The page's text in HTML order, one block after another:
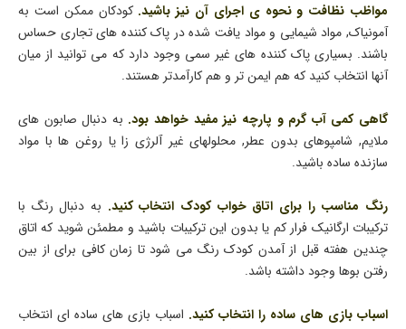
مواظب نظافت و نحوه ی اجرای آن نیز باشید. کودکان ممکن است به
آمونیاک, مواد شیمایی و مواد یافت شده در پاک کننده های تجاری حساس
باشند. بسیاری پاک کننده های غیر سمی وجود دارد که می توانید از میان
آنها انتخاب کنید که هم ایمن تر و هم کارآمدتر هستند.
گاهی کمی آب گرم و پارچه نیز مفید خواهد بود. به دنبال صابون های
ملایم, شامپوهای بدون عطر, محلولهای غیر آلرژی زا یا روغن ها با مواد
سازنده ساده باشید.
رنگ مناسب را برای اتاق خواب کودک انتخاب کنید. به دنبال رنگ با
ترکیبات ارگانیک فرار کم یا بدون این ترکیبات باشید و مطمئن شوید که اتاق
چندین هفته قبل از آمدن کودک رنگ می شود تا زمان کافی برای از بین
رفتن بوها وجود داشته باشد.
اسباب بازی های ساده را انتخاب کنید. اسباب بازی های ساده ای انتخاب